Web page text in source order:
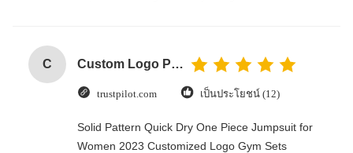
C Custom Logo Paper Cardboard Packing Folding White / Black / Rose Gold Luxury Magnetic Gift Box with Ribbon Closure
trustpilot.com เป็นประโยชน์ (12)
Solid Pattern Quick Dry One Piece Jumpsuit for
Women 2023 Customized Logo Gym Sets